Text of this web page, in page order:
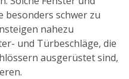
besonders schwer zu
nahezu
und Türbeschläge, die
ausgerüstet sind,